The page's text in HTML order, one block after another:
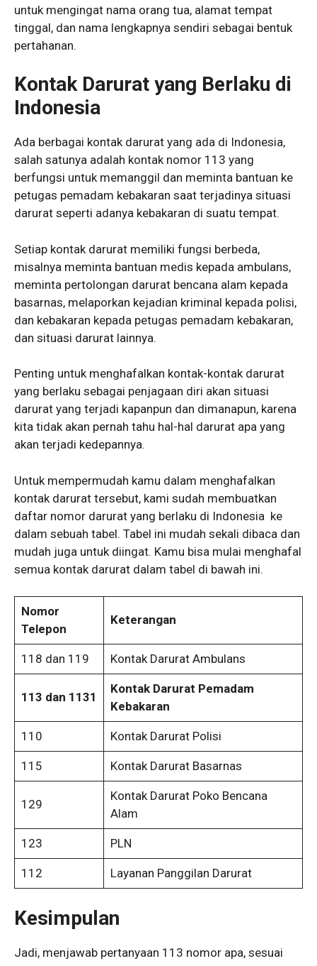
untuk mengingat nama orang tua, alamat tempat
tinggal, dan nama lengkapnya sendiri sebagai bentuk
pertahanan.
Kontak Darurat yang Berlaku di
Indonesia
Ada berbagai kontak darurat yang ada di Indonesia,
salah satunya adalah kontak nomor 113 yang
berfungsi untuk memanggil dan meminta bantuan ke
petugas pemadam kebakaran saat terjadinya situasi
darurat seperti adanya kebakaran di suatu tempat.
Setiap kontak darurat memiliki fungsi berbeda,
misalnya meminta bantuan medis kepada ambulans,
meminta pertolongan darurat bencana alam kepada
basarnas, melaporkan kejadian kriminal kepada polisi,
dan kebakaran kepada petugas pemadam kebakaran,
dan situasi darurat lainnya.
Penting untuk menghafalkan kontak-kontak darurat
yang berlaku sebagai penjagaan diri akan situasi
darurat yang terjadi kapanpun dan dimanapun, karena
kita tidak akan pernah tahu hal-hal darurat apa yang
akan terjadi kedepannya.
Untuk mempermudah kamu dalam menghafalkan
kontak darurat tersebut, kami sudah membuatkan
daftar nomor darurat yang berlaku di Indonesia ke
dalam sebuah tabel. Tabel ini mudah sekali dibaca dan
mudah juga untuk diingat. Kamu bisa mulai menghafal
semua kontak darurat dalam tabel di bawah ini.
Nomor
Telepon
Keterangan
118 dan 119 Kontak Darurat Ambulans
113 dan 1131
Kontak Darurat Pemadam
Kebakaran
110 Kontak Darurat Polisi
115 Kontak Darurat Basarnas
129
Kontak Darurat Poko Bencana
Alam
123 PLN
112 Layanan Panggilan Darurat
Kesimpulan
Jadi, menjawab pertanyaan 113 nomor apa, sesuai